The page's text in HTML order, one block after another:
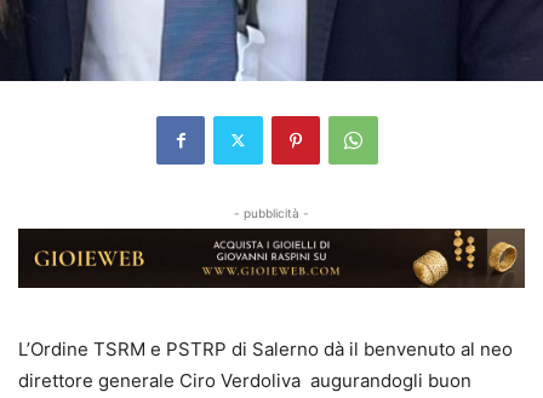
- pubblicità -
L’Ordine TSRM e PSTRP di Salerno dà il benvenuto al neo
direttore generale Ciro Verdoliva augurandogli buon